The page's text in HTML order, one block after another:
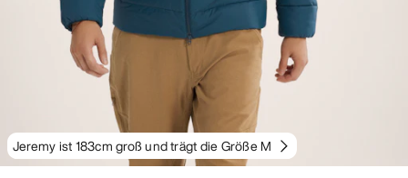
Jeremy ist 183cm groß und trägt die Größe M